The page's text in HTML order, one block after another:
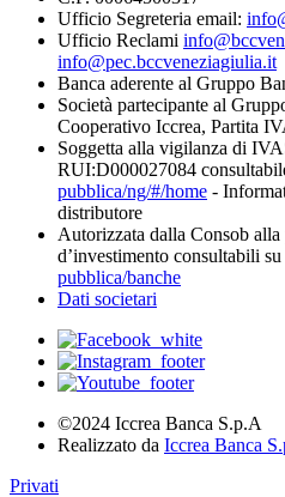
Ufficio Segreteria email:
Ufficio Reclami
info@pec.bccveneziagiulia.it
Banca aderente al Gruppo
Società partecipante al
Cooperativo Iccrea, Partita
Soggetta alla vigilanza di
RUI:D000027084
pubblica/ng/#/home -
distributore
Autorizzata dalla Consob
d’investimento consultabili su
pubblica/banche
Dati societari
©2024 Iccrea Banca S.p.A
Realizzato da Iccrea Banca
Privati